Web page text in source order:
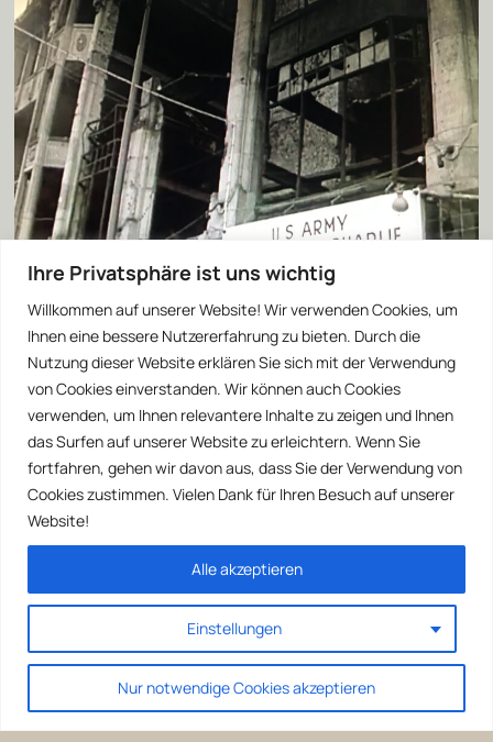
Ihre Privatsphäre ist uns wichtig
Willkommen auf unserer Website! Wir verwenden Cookies, um
Ihnen eine bessere Nutzererfahrung zu bieten. Durch die
Nutzung dieser Website erklären Sie sich mit der Verwendung
von Cookies einverstanden. Wir können auch Cookies
verwenden, um Ihnen relevantere Inhalte zu zeigen und Ihnen
das Surfen auf unserer Website zu erleichtern. Wenn Sie
fortfahren, gehen wir davon aus, dass Sie der Verwendung von
Cookies zustimmen. Vielen Dank für Ihren Besuch auf unserer
Website!
Einstellungen
Nur notwendige Cookies akzeptieren
Alle akzeptieren